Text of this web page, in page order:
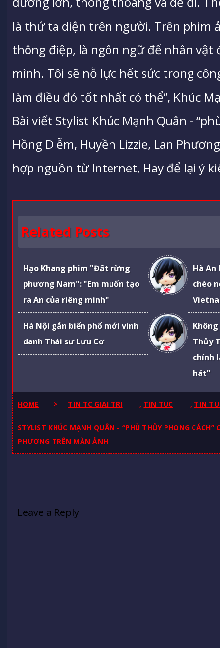
là thứ ta diện trên người. Trên phim
thông điệp, là ngôn ngữ để nhân vật
mình. Tôi sẽ nỗ lực hết sức trong
làm điều đó tốt nhất có thể”, Khúc
Bài viết Stylist Khúc Mạnh Quân -
Hồng Diễm, Huyền Lizzie, Lan
hợp nguồn từ Internet, Hay để lại ý
Related Posts
Hạo Khang phim "Đất rừng
phương Nam": "Em muốn tạo
ra An của riêng mình"
Hà An
chèo
Hà Nội gắn biển phố mới vinh
danh Thái sư Lưu Cơ
Thủy
chính
hát”
HOME > TIN TC GIAI TRI , TIN TUC , TIN
STYLIST KHÚC MẠNH QUÂN - “PHÙ THỦY PHONG CÁCH”
PHƯƠNG TRÊN MÀN ẢNH
Leave a Reply